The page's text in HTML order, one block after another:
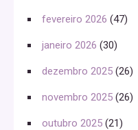
fevereiro 2026 (47)
janeiro 2026 (30)
dezembro 2025 (26)
novembro 2025 (26)
outubro 2025 (21)